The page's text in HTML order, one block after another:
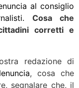
al consiglio
Cosa che
corretti e
redazione di
, cosa che
segnalare che, il